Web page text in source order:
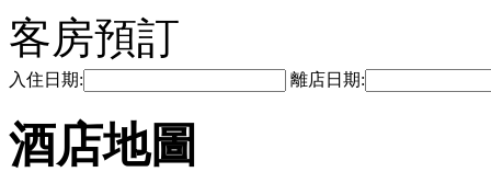
客房預訂
入住日期: 離店日期:
酒店地圖